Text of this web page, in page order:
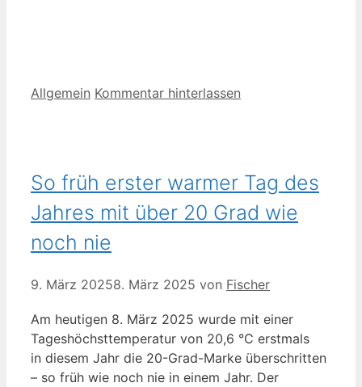
Kategorien
Allgemein Kommentar hinterlassen
So früh erster warmer Tag des
Jahres mit über 20 Grad wie
noch nie
9. März 20258. März 2025 von Fischer
Am heutigen 8. März 2025 wurde mit einer
Tageshöchsttemperatur von 20,6 °C erstmals
in diesem Jahr die 20-Grad-Marke überschritten
– so früh wie noch nie in einem Jahr. Der